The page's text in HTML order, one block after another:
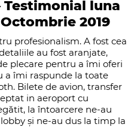
Testimonial luna
2019
profesionalism. A fost cea
au fost aranjate,
plecare pentru a îmi oferi
îmi raspunde la toate
Bilete de avion, transfer
in aeroport cu
la întoarcere ne-au
și ne-au dus la timp la